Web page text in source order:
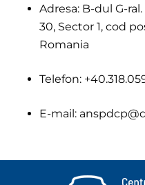
Adresa: B-dul G-
30, Sector 1, cod
Romania
Telefon:
E-mail: